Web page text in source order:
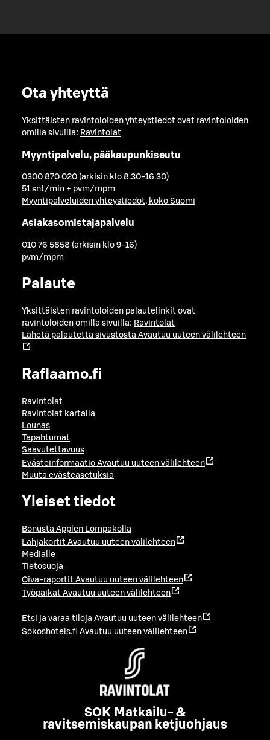
Ota yhteyttä
Yksittäisten ravintoloiden yhteystiedot ovat ravintoloiden
omilla sivuilla: Ravintolat
Myyntipalvelu, pääkaupunkiseutu
0300 870 020 (arkisin klo 8.30-16.30)
51 snt/min + pvm/mpm
Myyntipalveluiden yhteystiedot, koko Suomi
Asiakasomistajapalvelu
010 76 5858 (arkisin klo 9-16)
pvm/mpm
Palaute
Yksittäisten ravintoloiden palautelinkit ovat
ravintoloiden omilla sivuilla: Ravintolat
Lähetä palautetta sivustosta Avautuu uuteen välilehteen
Raflaamo.fi
Ravintolat
Ravintolat kartalla
Lounas
Tapahtumat
Saavutettavuus
Evästeinformaatio Avautuu uuteen välilehteen
Muuta evästeasetuksia
Yleiset tiedot
Bonusta Applen Lompakolla
Lahjakortit Avautuu uuteen välilehteen
Medialle
Tietosuoja
Oiva-raportit Avautuu uuteen välilehteen
Työpaikat Avautuu uuteen välilehteen
Etsi ja varaa tiloja Avautuu uuteen välilehteen
Sokoshotels.fi Avautuu uuteen välilehteen
SOK Matkailu- &
ravitsemiskaupan ketjuohjaus